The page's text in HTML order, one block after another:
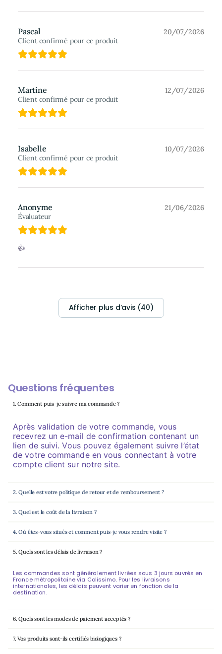
Pascal
Client confirmé pour ce produit
20/07/2026
Martine
Client confirmé pour ce produit
12/07/2026
Isabelle
Client confirmé pour ce produit
10/07/2026
Anonyme
Évaluateur
21/06/2026
👍
Afficher plus d‘avis (40)
Questions fréquentes
1. Comment puis-je suivre ma commande ?
Après validation de votre commande, vous
recevrez un e-mail de confirmation contenant un
lien de suivi. Vous pouvez également suivre l’état
de votre commande en vous connectant à votre
compte client sur notre site.
2. Quelle est votre politique de retour et de remboursement ?
3. Quel est le coût de la livraison ?
4. Où êtes-vous situés et comment puis-je vous rendre visite ?
5. Quels sont les délais de livraison ?
Les commandes sont généralement livrées sous 3 jours ouvrés en
France métropolitaine via Colissimo. Pour les livraisons
internationales, les délais peuvent varier en fonction de la
destination.
6. Quels sont les modes de paiement acceptés ?
7. Vos produits sont-ils certifiés biologiques ?